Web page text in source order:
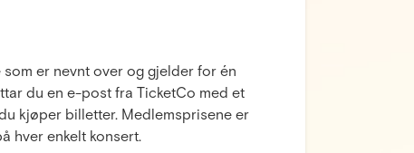
er nevnt over og gjelder for én
du en e-post fra TicketCo med et
kjøper billetter. Medlemsprisene er
hver enkelt konsert.